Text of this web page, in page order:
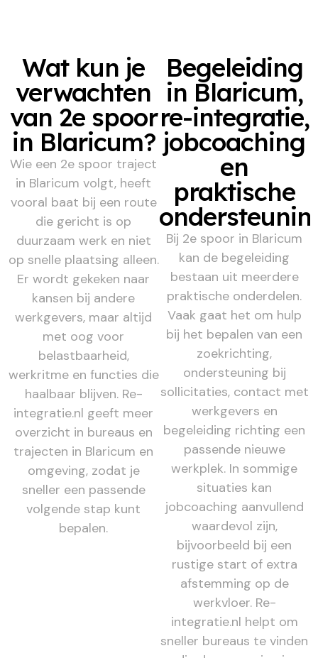
Wat kun je
verwachten
van 2e spoor
in Blaricum?
Wie een 2e spoor traject
in Blaricum volgt, heeft
vooral baat bij een route
die gericht is op
duurzaam werk en niet
op snelle plaatsing alleen.
Er wordt gekeken naar
kansen bij andere
werkgevers, maar altijd
met oog voor
belastbaarheid,
werkritme en functies die
haalbaar blijven. Re-
integratie.nl geeft meer
overzicht in bureaus en
trajecten in Blaricum en
omgeving, zodat je
sneller een passende
volgende stap kunt
bepalen.
Begeleiding
in Blaricum,
re-integratie,
jobcoaching
en
praktische
Bij 2e spoor in Blaricum
kan de begeleiding
bestaan uit meerdere
praktische onderdelen.
Vaak gaat het om hulp
bij het bepalen van een
zoekrichting,
ondersteuning bij
sollicitaties, contact met
werkgevers en
begeleiding richting een
passende nieuwe
werkplek. In sommige
situaties kan
jobcoaching aanvullend
waardevol zijn,
bijvoorbeeld bij een
rustige start of extra
afstemming op de
werkvloer. Re-
integratie.nl helpt om
sneller bureaus te vinden